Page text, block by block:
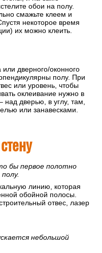
обои на полу.
смажьте клеем и
некоторое время
их можно клеить.
или дверного/оконного
полу. При
или уровень, чтобы
оклеивание нужно в
над дверью, в углу, там,
или занавесками.
бы первое полотно
линию, которая
обойной полосы.
отвес, лазер
небольшой